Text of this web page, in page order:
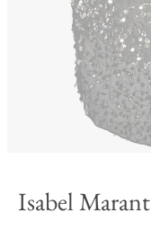
Isabel Marant